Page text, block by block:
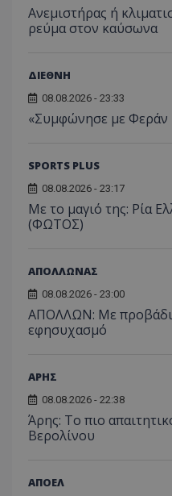
Ανεμιστήρας ή
ρεύμα στον καύσωνα
ΔΙΕΘΝΗ
08.08.2026 - 23:33
«Συμφώνησε με Φεράν
SPORTS PLUS
08.08.2026 - 23:17
Με το μαγιό της: Ρία
(ΦΩΤΟΣ)
ΑΠΟΛΛΩΝΑΣ
08.08.2026 - 23:00
ΑΠΟΛΛΩΝ: Με
εφησυχασμό
ΑΡΗΣ
08.08.2026 - 22:38
Άρης: Το πιο
Βερολίνου
ΑΠΟΕΛ